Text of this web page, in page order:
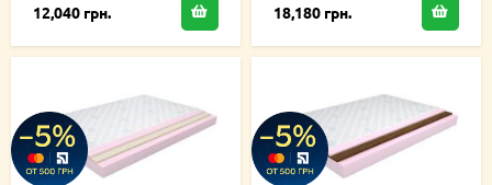
12,040 грн. 18,180 грн.